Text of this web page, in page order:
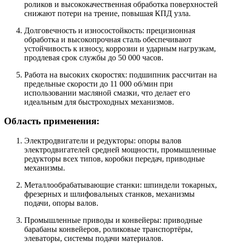
роликов и высококачественная обработка поверхностей
снижают потери на трение, повышая КПД узла.
Долговечность и износостойкость: прецизионная
обработка и высокопрочная сталь обеспечивают
устойчивость к износу, коррозии и ударным нагрузкам,
продлевая срок службы до 50 000 часов.
Работа на высоких скоростях: подшипник рассчитан на
предельные скорости до 11 000 об/мин при
использовании масляной смазки, что делает его
идеальным для быстроходных механизмов.
Область применения:
Электродвигатели и редукторы: опоры валов
электродвигателей средней мощности, промышленные
редукторы всех типов, коробки передач, приводные
механизмы.
Металлообрабатывающие станки: шпиндели токарных,
фрезерных и шлифовальных станков, механизмы
подачи, опоры валов.
Промышленные приводы и конвейеры: приводные
барабаны конвейеров, роликовые транспортёры,
элеваторы, системы подачи материалов.